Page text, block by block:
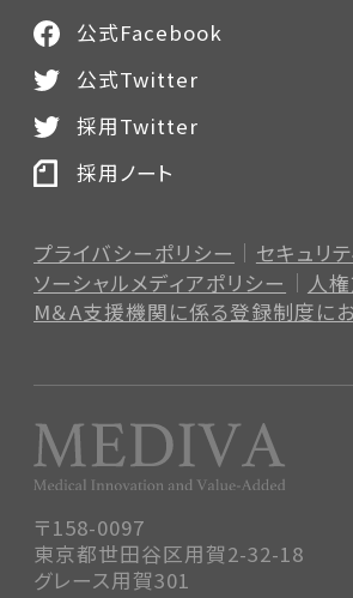
〒158-0097
東京都世田谷区用賀2-32-18
グレース用賀301
プライバシーポリシー
セキュリ
ソーシャルメディアポリシー
人
M＆A支援機関に係る登録制度に
公式Facebook
公式Twitter
採用Twitter
採用ノート